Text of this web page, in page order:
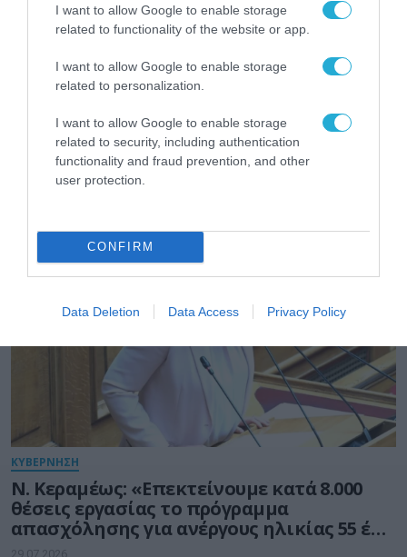
I want to allow Google to enable storage
related to functionality of the website or app.
I want to allow Google to enable storage
related to personalization.
I want to allow Google to enable storage
related to security, including authentication
functionality and fraud prevention, and other
user protection.
CONFIRM
Data Deletion Data Access Privacy Policy
ΚΥΒΕΡΝΗΣΗ
ΚΥΒΕΡΝΗΣΗ
Ν. Κεραμέως: «Επεκτείνουμε κατά 8.000
θέσεις εργασίας το πρόγραμμα
απασχόλησης για ανέργους ηλικίας 55 έως
74 ετών»
29.07.2026